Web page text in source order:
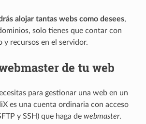
alojar tantas webs como desees,
solo tienes que contar con
y recursos en el servidor.
de tu web
para gestionar una web en un
es una cuenta ordinaria con acceso
y SSH) que haga de webmaster.